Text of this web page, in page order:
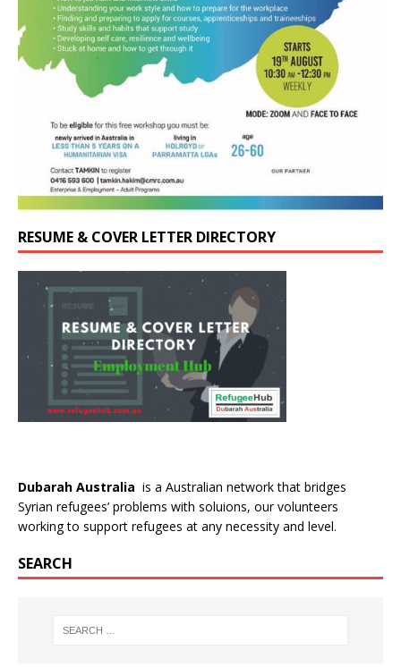
RESUME & COVER LETTER DIRECTORY
Dubarah Australia is a Australian network that bridges
Syrian refugees’ problems with soluions, our volunteers
working to support refugees at any necessity and level.
SEARCH